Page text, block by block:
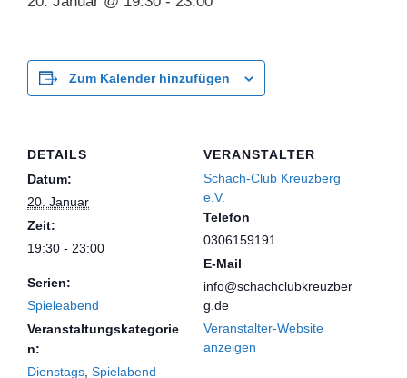
Zum Kalender hinzufügen
DETAILS
Datum:
20. Januar
Zeit:
19:30 - 23:00
Serien:
Spieleabend
Veranstaltungskategorie
n:
Dienstags Spielabend
VERANSTALTER
Schach-Club Kreuzberg
e.V.
Telefon
0306159191
E-Mail
info@schachclubkreuzber
g.de
Veranstalter-Website
anzeigen